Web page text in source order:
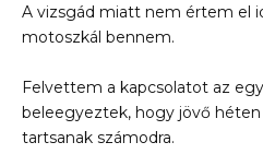
A vizsgád miatt nem értem el
motoszkál bennem.
Felvettem a kapcsolatot az
beleegyeztek, hogy jövő
tartsanak számodra.